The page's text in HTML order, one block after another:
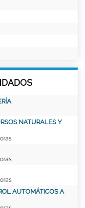
NATURALES Y
AUTOMÁTICOS A